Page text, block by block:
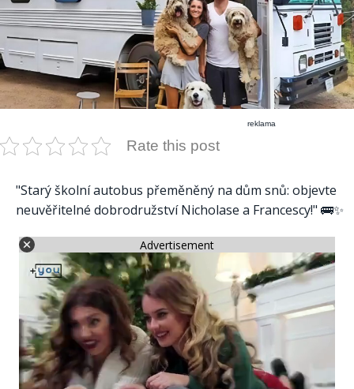
reklama
Rate this post
"Starý školní autobus přeměněný na dům snů: objevte
neuvěřitelné dobrodružství Nicholase a Francescy!" 🚌✨
Advertisement